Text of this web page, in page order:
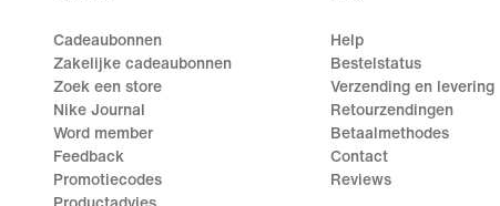
Cadeaubonnen
Zakelijke cadeaubonnen
Zoek een store
Nike Journal
Word member
Feedback
Promotiecodes
Productadvies
Help
Bestelstatus
Verzending en levering
Retourzendingen
Betaalmethodes
Contact
Reviews